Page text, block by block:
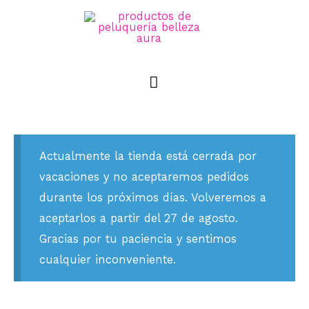
Actualmente la tienda está cerrada por
vacaciones y no aceptaremos pedidos
durante los próximos días. Volveremos a
aceptarlos a partir del 27 de agosto.
Gracias por tu paciencia y sentimos
cualquier inconveniente.